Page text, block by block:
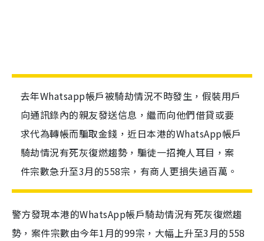
去年Whatsapp帳戶被騎劫情況不時發生，假裝用戶
向通訊錄內的親友發送信息，繼而向他們借貸或要
求代為轉帳而騙取金錢，近日本港的WhatsApp帳戶
騎劫情況有死灰復燃趨勢，騙徒一招掩人耳目，案
件宗數急升至3月的558宗，有商人更損失過百萬。
警方發現本港的WhatsApp帳戶騎劫情況有死灰復燃趨
勢，案件宗數由今年1月的99宗，大幅上升至3月的558